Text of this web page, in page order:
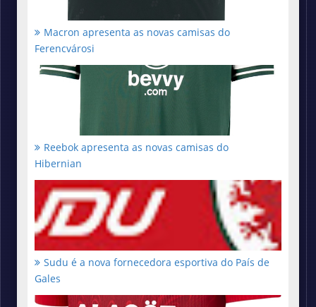
Macron apresenta as novas camisas do
Ferencvárosi
Reebok apresenta as novas camisas do
Hibernian
Sudu é a nova fornecedora esportiva do País de
Gales